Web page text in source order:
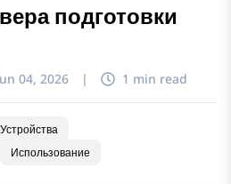
подготовки
PDF
04, 2026 | 1 min read
Устройства
Использование